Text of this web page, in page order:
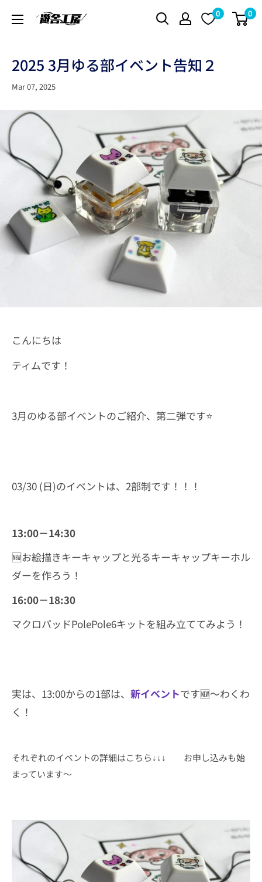
遊
房
シ
ッ
0 0
2025 3月ゆる部イベント告知２
Mar 07, 2025
こんにちは
ティムです！
3月のゆる部イベントのご紹介、第二弾です⭐️
03/30 (日)のイベントは、2部制です！！！
13:00－14:30
🆕お絵描きキーキャップと光るキーキャップキーホル
ダーを作ろう！
16:00－18:30
マクロパッドPolePole6キットを組み立ててみよう！
実は、13:00からの1部は、 新イベントです🆕～わくわ
く！
それぞれのイベントの詳細はこちら↓↓↓ お申し込みも始
まっています～